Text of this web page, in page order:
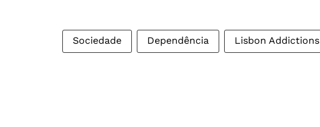
Sociedade Dependência Lisbon Addictions